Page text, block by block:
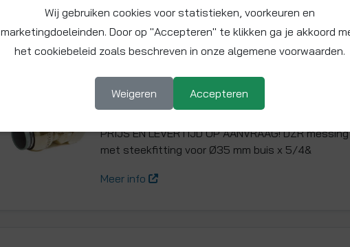
Artikelnummer:
Maat: Ø 35 mm x 1 1/4 " BSP
PRIJS EN LEVERTIJD OP AANVRAAG! DZR
met steekfitting voor Ø35 mm buis x 5/4&
Meer info
Wij gebruiken cookies voor statistieken, voorkeuren en
marketingdoeleinden. Door op "Accepteren" te klikken ga je akkoord
het cookiebeleid zoals beschreven in onze algemene voorwaarden.
Weigeren Accepteren